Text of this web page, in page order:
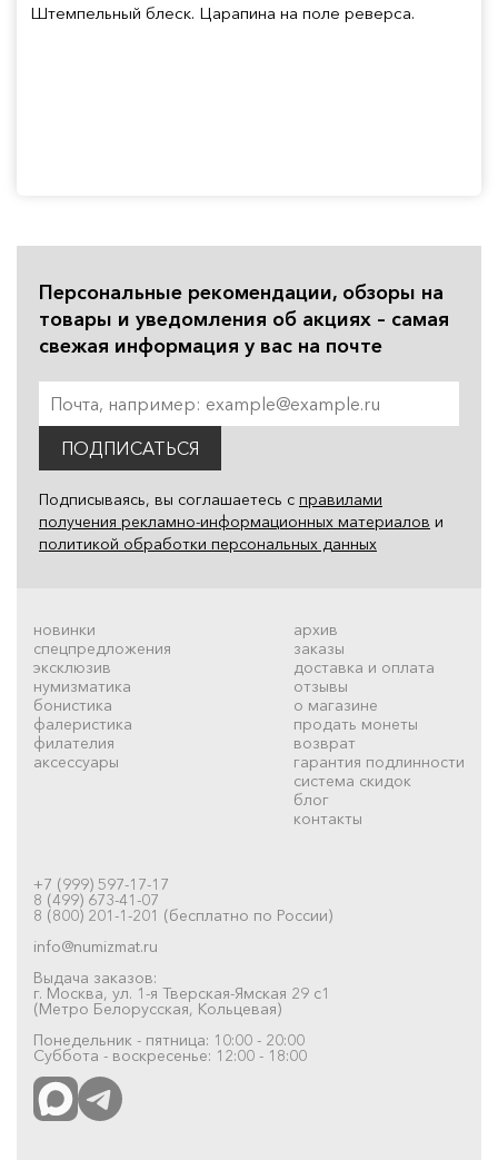
Штемпельный блеск. Царапина на поле реверса.
Персональные рекомендации, обзоры на
товары и уведомления об акциях – самая
свежая информация у вас на почте
ПОДПИСАТЬСЯ
Подписываясь, вы соглашаетесь с правилами
получения рекламно-информационных материалов и
политикой обработки персональных данных
новинки
спецпредложения
эксклюзив
нумизматика
бонистика
фалеристика
филателия
аксессуары
архив
заказы
доставка и оплата
отзывы
о магазине
продать монеты
возврат
гарантия подлинности
система скидок
блог
контакты
+7 (999) 597-17-17
8 (499) 673-41-07
8 (800) 201-1-201 (бесплатно по России)
info@numizmat.ru
Выдача заказов:
г. Москва, ул. 1-я Тверская-Ямская 29 с1
(Метро Белорусская, Кольцевая)
Понедельник - пятница: 10:00 - 20:00
Суббота - воскресенье: 12:00 - 18:00